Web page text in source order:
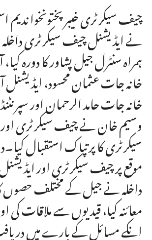
چیف سیکرٹری خیبر پختونخوا ندیم
نے ایڈیشنل چیف سیکرٹری داخلہ
ہمراہ سنٹرل جیل پشاور کا دورہ
خانہ جات عثمان محسود،
خانہ جات حامد الرحمان اور
وسیم خان نے چیف سیکرٹری
سیکرٹری کا پرتپاک استقبال
موقع پر چیف سیکرٹری اور
داخلہ نے جیل کے مختلف حصوں
معائنہ کیا، قیدیوں سے ملاقات
انکے مسائل کے بارے میں